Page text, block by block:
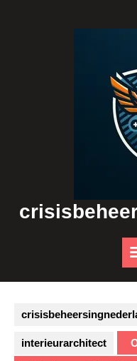
interieurarchitect